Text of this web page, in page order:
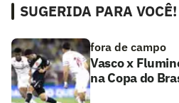
SUGERIDA PARA VOCÊ!
fora de campo
Vasco x
na Copa do